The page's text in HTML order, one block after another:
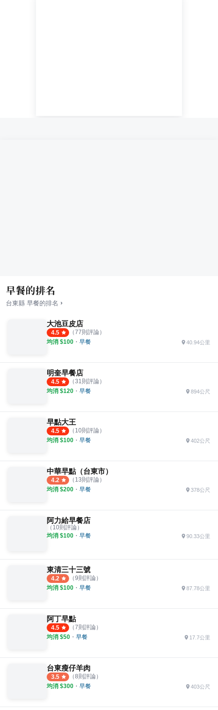
早餐的排名
台東縣 早餐的排名 ›
大池豆皮店
4.5 （77則評論）
均消 $100 ・ 早餐 40.94公里
明奎早餐店
4.5 （31則評論）
均消 $120 ・ 早餐 894公尺
早點大王
4.5 （ 10則評論）
均消 $100 ・ 早餐 402公尺
中華早點（台東市）
4.2 （ 13則評論）
均消 $200 ・ 早餐 378公尺
阿力給早餐店
（ 10則評論）
均消 $100 ・ 早餐 90.33公里
東清三十三號
4.2 （9則評論）
均消 $100 ・ 早餐 87.78公里
阿丁早點
4.5 （7則評論）
均消 $50 ・ 早餐 17.7公里
台東瘦仔羊肉
3.5 （8則評論）
均消 $300 ・ 早餐 403公尺